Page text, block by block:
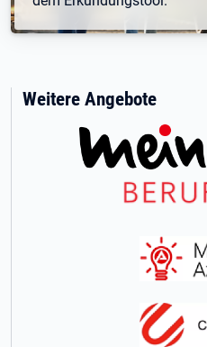
Weitere Angebote